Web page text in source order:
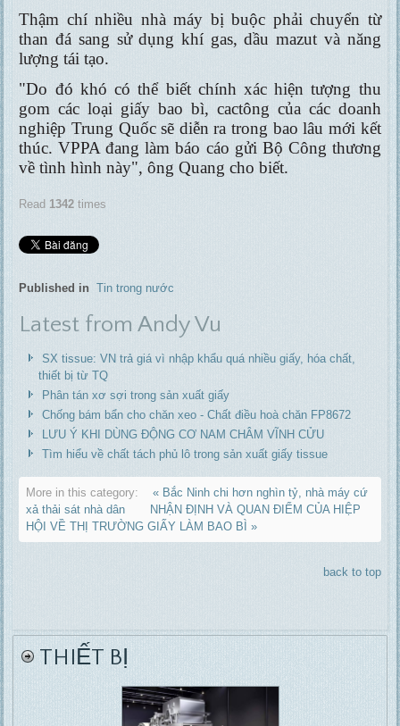
Thậm chí nhiều nhà máy bị buộc phải chuyển từ
than đá sang sử dụng khí gas, dầu mazut và năng
lượng tái tạo.
"Do đó khó có thể biết chính xác hiện tượng thu
gom các loại giấy bao bì, cactông của các doanh
nghiệp Trung Quốc sẽ diễn ra trong bao lâu mới kết
thúc. VPPA đang làm báo cáo gửi Bộ Công thương
về tình hình này", ông Quang cho biết.
Read 1342 times
Published in Tin trong nước
Latest from Andy Vu
SX tissue: VN trả giá vì nhập khẩu quá nhiều giấy, hóa chất,
thiết bị từ TQ
Phân tán xơ sợi trong sản xuất giấy
Chống bám bẩn cho chăn xeo - Chất điều hoà chăn FP8672
LƯU Ý KHI DÙNG ĐỘNG CƠ NAM CHÂM VĨNH CỬU
Tìm hiểu về chất tách phủ lô trong sản xuất giấy tissue
More in this category:
« Bắc Ninh chi hơn nghìn tỷ, nhà máy cứ
xả thải sát nhà dân
NHẬN ĐỊNH VÀ QUAN ĐIỂM CỦA HIỆP
HỘI VỀ THỊ TRƯỜNG GIẤY LÀM BAO BÌ »
back to top
THIẾT BỊ